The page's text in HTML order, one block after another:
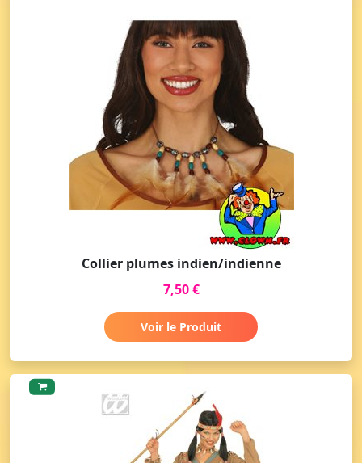
Collier plumes indien/indienne
7,50 €
Voir le Produit